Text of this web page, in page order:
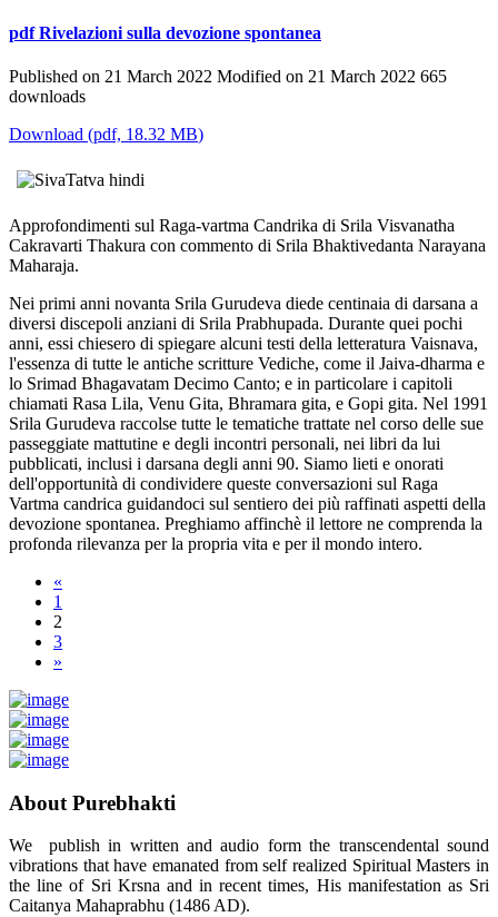
pdf Rivelazioni sulla devozione spontanea
Published on 21 March 2022 Modified on 21 March 2022 665
downloads
Download (pdf, 18.32 MB)
Approfondimenti sul Raga-vartma Candrika di Srila Visvanatha
Cakravarti Thakura con commento di Srila Bhaktivedanta Narayana
Maharaja.
Nei primi anni novanta Srila Gurudeva diede centinaia di darsana a
diversi discepoli anziani di Srila Prabhupada. Durante quei pochi
anni, essi chiesero di spiegare alcuni testi della letteratura Vaisnava,
l'essenza di tutte le antiche scritture Vediche, come il Jaiva-dharma e
lo Srimad Bhagavatam Decimo Canto; e in particolare i capitoli
chiamati Rasa Lila, Venu Gita, Bhramara gita, e Gopi gita. Nel 1991
Srila Gurudeva raccolse tutte le tematiche trattate nel corso delle sue
passeggiate mattutine e degli incontri personali, nei libri da lui
pubblicati, inclusi i darsana degli anni 90. Siamo lieti e onorati
dell'opportunità di condividere queste conversazioni sul Raga
Vartma candrica guidandoci sul sentiero dei più raffinati aspetti della
devozione spontanea. Preghiamo affinchè il lettore ne comprenda la
profonda rilevanza per la propria vita e per il mondo intero.
«
1
2
3
»
About Purebhakti
We publish in written and audio form the transcendental sound
vibrations that have emanated from self realized Spiritual Masters in
the line of Sri Krsna and in recent times, His manifestation as Sri
Caitanya Mahaprabhu (1486 AD).